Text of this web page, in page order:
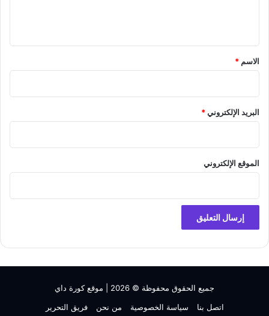
*
الاسم *
البريد الإلكتروني*
الموقع الإلكتروني
جميع الحقوق محفوظة © 2026 |
موقع كورة داي
اتصل بنا
سياسة الخصوصية من نحن فريق التحرير